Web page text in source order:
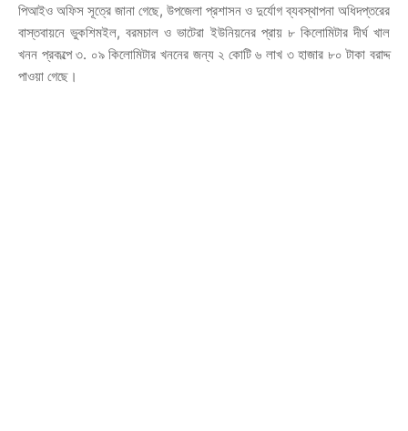
পিআইও অফিস সূত্রে জানা গেছে, উপজেলা প্রশাসন ও দুর্যোগ ব্যবস্থাপনা অধিদপ্তরের
বাস্তবায়নে ভুকশিমইল, বরমচাল ও ভাটেরা ইউনিয়নের প্রায় ৮ কিলোমিটার দীর্ঘ খাল
খনন প্রকল্পে ৩. ০৯ কিলোমিটার খননের জন্য ২ কোটি ৬ লাখ ৩ হাজার ৮০ টাকা বরাদ্দ
পাওয়া গেছে।